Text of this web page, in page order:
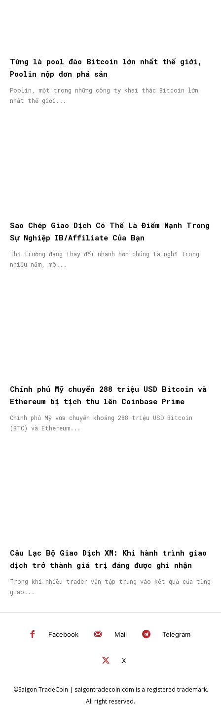
Từng là pool đào Bitcoin lớn nhất thế giới,
Poolin nộp đơn phá sản
Poolin, một trong những công ty khai thác Bitcoin lớn
nhất thế giới...
Sao Chép Giao Dịch Có Thể Là Điểm Mạnh Trong
Sự Nghiệp IB/Affiliate Của Bạn
Thị trường đang thay đổi nhanh hơn chúng ta nghĩ Trong
nhiều năm, mô...
Chính phủ Mỹ chuyển 288 triệu USD Bitcoin và
Ethereum bị tịch thu lên Coinbase Prime
Chính phủ Mỹ vừa chuyển khoảng 288 triệu USD Bitcoin
(BTC) và Ethereum...
Câu Lạc Bộ Giao Dịch XM: Khi hành trình giao
dịch trở thành giá trị đáng được ghi nhận
Trong khi nhiều trader vẫn tập trung vào kết quả của từng
giao...
Facebook Mail Telegram
X
©Saigon TradeCoin | saigontradecoin.com is a registered trademark.
All right reserved.